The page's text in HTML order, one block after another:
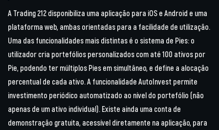
A Trading 212 disponibiliza uma aplicação para iOS e Android e uma
plataforma web, ambas orientadas para a facilidade de utilização.
Uma das funcionalidades mais distintas é o sistema de Pies: o
utilizador cria portefólios personalizados com até 100 ativos por
Pie, podendo ter múltiplos Pies em simultâneo, e define a alocação
percentual de cada ativo. A funcionalidade AutoInvest permite
investimento periódico automatizado ao nível do portefólio (não
apenas de um ativo individual). Existe ainda uma conta de
demonstração gratuita, acessível diretamente na aplicação, para